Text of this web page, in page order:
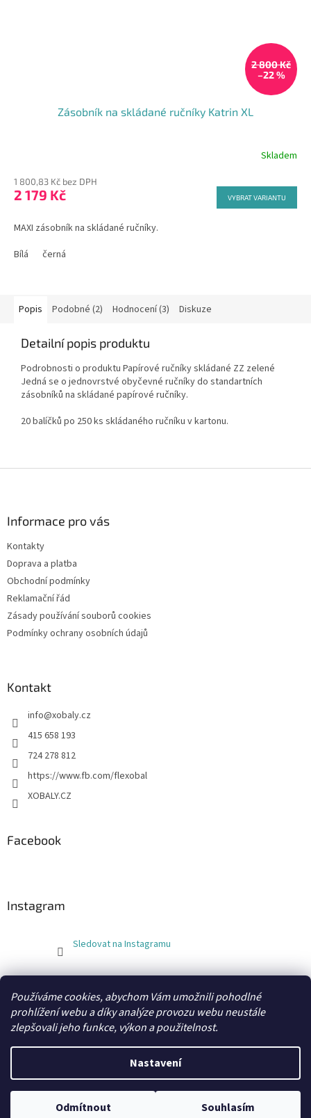
Používáme cookies, abychom Vám umožnili pohodlné
prohlížení webu a díky analýze provozu webu neustále
zlepšovali jeho funkce, výkon a použitelnost.
Nastavení
Odmítnout Souhlasím
2 800 Kč
–22 %
Zásobník na skládané ručníky Katrin XL
Skladem
1 800,83 Kč bez DPH
2 179 Kč VYBRAT VARIANTU
MAXI zásobník na skládané ručníky.
Bílá
černá
Popis Podobné (2) Hodnocení (3) Diskuze
Detailní popis produktu
Podrobnosti o produktu Papírové ručníky skládané ZZ zelené
Jedná se o jednovrstvé obyčevné ručníky do standartních
zásobníků na skládané papírové ručníky.
20 balíčků po 250 ks skládaného ručníku v kartonu.
Informace pro vás
Kontakty
Doprava a platba
Obchodní podmínky
Reklamační řád
Zásady používání souborů cookies
Podmínky ochrany osobních údajů
Kontakt
info@xobaly.cz
415 658 193
724 278 812
https://www.fb.com/flexobal
XOBALY.CZ
Facebook
Instagram
Sledovat na Instagramu
Copyright 2026xobaly.cz. Všechna práva vyhrazena.
Grafický návrh a kódování vytvořilBEOM.cz.